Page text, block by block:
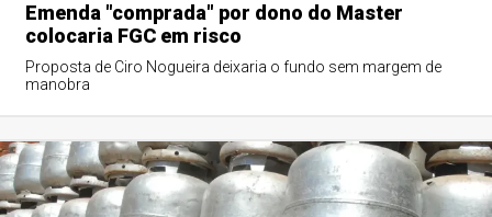
Emenda "comprada" por dono do Master
colocaria FGC em risco
Proposta de Ciro Nogueira deixaria o fundo sem margem de
manobra